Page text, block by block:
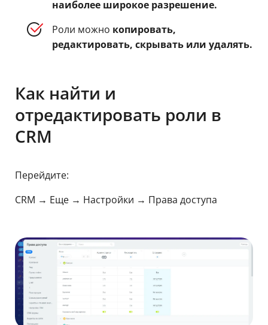
наиболее широкое разрешение.
Роли можно копировать,
редактировать, скрывать или удалять.
Как найти и
отредактировать роли в
CRM
Перейдите:
CRM → Еще → Настройки → Права доступа